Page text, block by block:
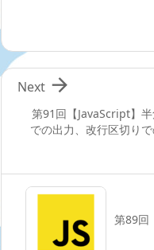
第91回【JavaScript】
での出力、改行区切り

Next
第89回